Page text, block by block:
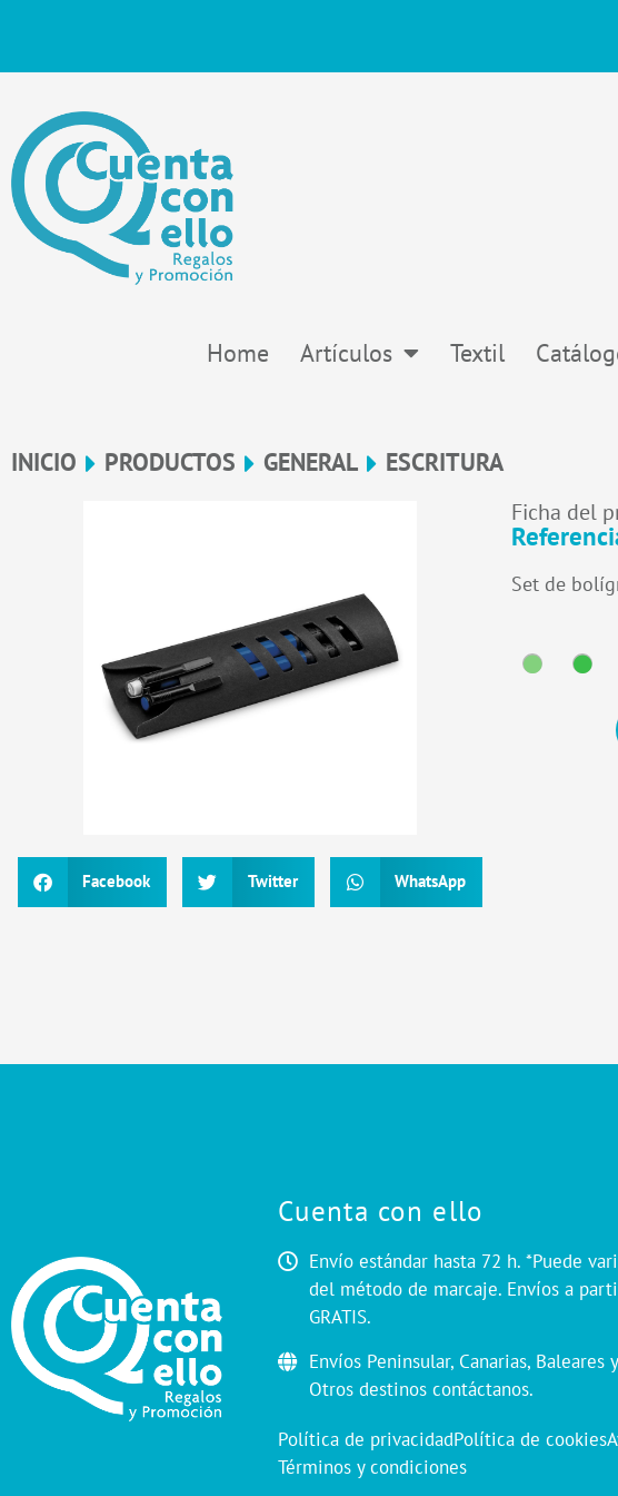
Home Artículos Textil
INICIO PRODUCTOS GENERAL ESCRITURA
Facebook Twitter WhatsApp
Ficha del
Set de
Cuenta con ello
Envío estándar hasta 72 h. *Puede
del método de marcaje. Envíos a
GRATIS.
Envíos Peninsular, Canarias, Baleares
Otros destinos contáctanos.
Política de privacidadPolítica de cookies
Términos y condiciones